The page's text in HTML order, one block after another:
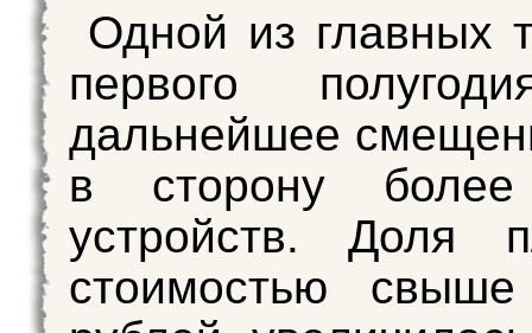
Одной из главных
первого
дальнейшее
в сторону более
устройств. Доля
стоимостью